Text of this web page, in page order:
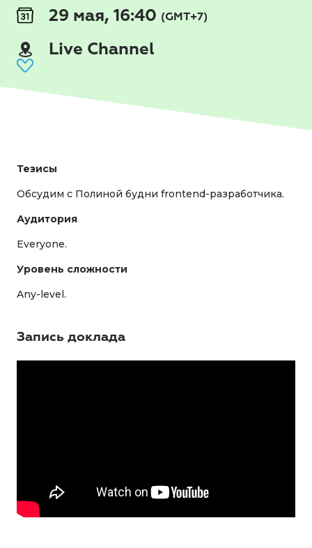
29 мая, 16:40 (GMT+7)
Live Channel
Тезисы
Обсудим с Полиной будни frontend-разработчика.
Аудитория
Everyone.
Уровень сложности
Any-level.
Запись доклада